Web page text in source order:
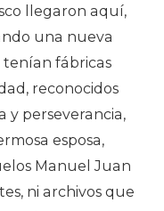
llegaron aquí,
una nueva
tenían fábricas
reconocidos
y perseverancia,
esposa,
Manuel Juan
ni archivos que